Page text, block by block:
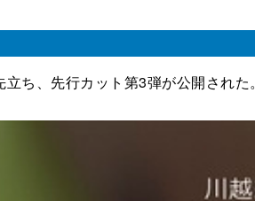
ち、先行カット第3弾が公開された。